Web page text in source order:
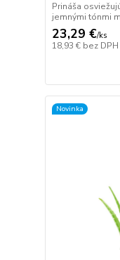
Prináša
jemnými tónmi
23,29 €/ks
18,93 € bez DPH
Novinka